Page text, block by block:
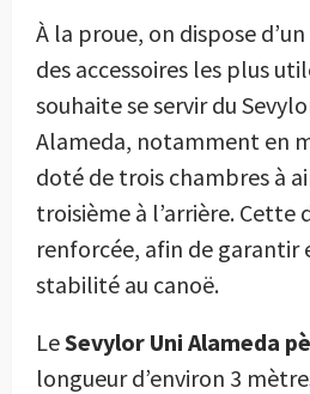
À la proue, on dispose
des accessoires les plus
souhaite se servir du
Alameda, notamment en
doté de trois chambres à
troisième à l’arrière. Cette
renforcée, afin de garantir
stabilité au canoë.
LeSevylor Uni Alameda
longueur d’environ 3